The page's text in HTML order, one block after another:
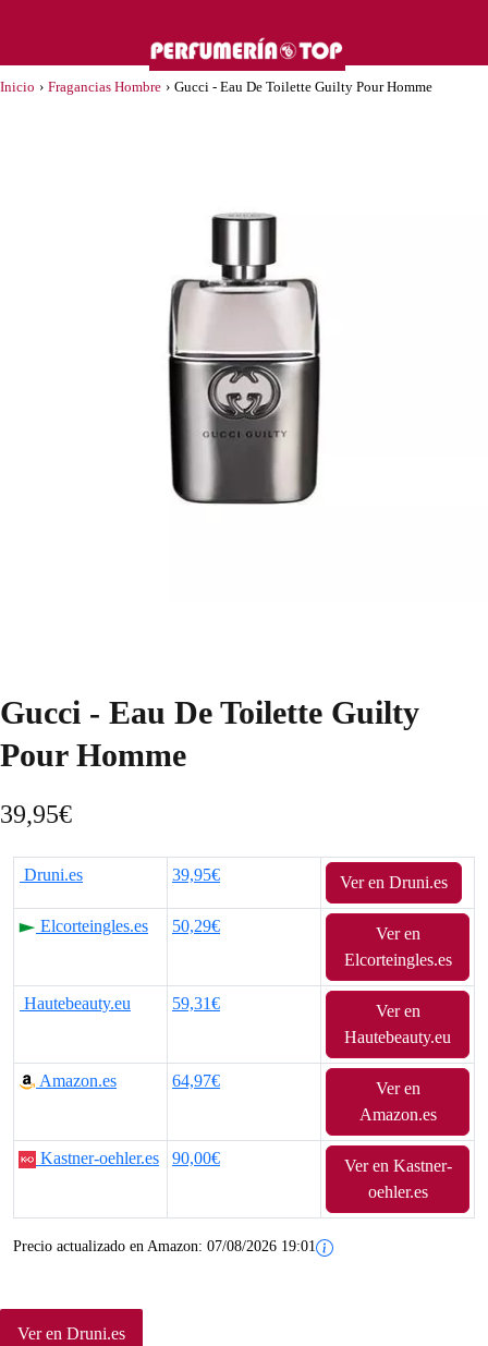
Inicio › Fragancias Hombre › Gucci - Eau De Toilette Guilty Pour Homme
Gucci - Eau De Toilette Guilty
Pour Homme
39,95€
Druni.es 39,95€ Ver en Druni.es
Elcorteingles.es 50,29€
Ver en
Elcorteingles.es
Hautebeauty.eu 59,31€
Ver en
Hautebeauty.eu
Amazon.es 64,97€
Ver en
Amazon.es
Kastner-oehler.es 90,00€
Ver en Kastner-
oehler.es
Precio actualizado en Amazon: 07/08/2026 19:01
Ver en Druni.es